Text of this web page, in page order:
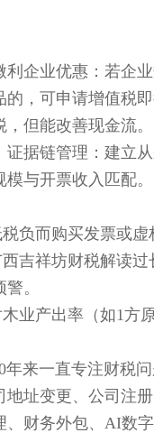
企业优惠：若企
，可申请增值税
但能改善现金流。
据链管理：建立
与开票收入匹配。
负而购买发票或虚
吉祥坊财税解读
。
业产出率（如1方
年来一直专注财税
址变更、公司注
财务外包、AI数